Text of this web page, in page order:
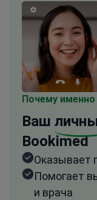
Почему
Ваш
Bookimed
Оказывает
Помогает
и врача